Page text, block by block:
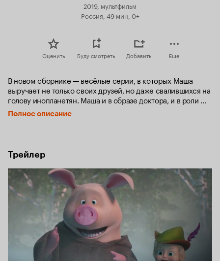
2019, мультфильм
Россия, 49 мин, 0+
Оценить Буду смотреть Добавить Еще
В новом сборнике — весёлые серии, в которых Маша
выручает не только своих друзей, но даже свалившихся на
голову инопланетян. Маша и в образе доктора, и в роли
фокусника, и в качестве музыканта. Также в сборник
вошла эксклюзивная серия «Машиных песенок» об
Полное описание
Трейлер